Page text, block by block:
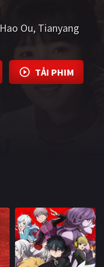
Hao Ou Tianyang
TẢI PHIM